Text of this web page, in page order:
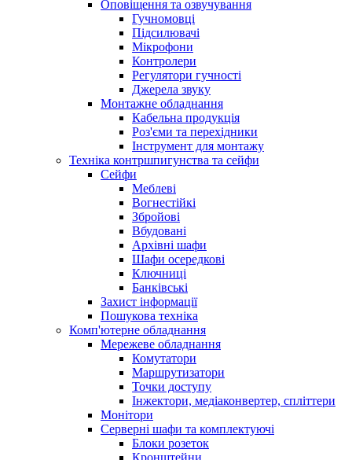
Оповіщення та озвучування
Гучномовці
Підсилювачі
Мікрофони
Контролери
Регулятори гучності
Джерела звуку
Монтажне обладнання
Кабельна продукція
Роз'єми та перехідники
Інструмент для монтажу
Техніка контршпигунства та сейфи
Сейфи
Меблеві
Вогнестійкі
Збройові
Вбудовані
Архівні шафи
Шафи осередкові
Ключниці
Банківські
Захист інформації
Пошукова техніка
Комп'ютерне обладнання
Мережеве обладнання
Комутатори
Маршрутизатори
Точки доступу
Інжектори, медіаконвертер, спліттери
Монітори
Серверні шафи та комплектуючі
Блоки розеток
Кронштейни